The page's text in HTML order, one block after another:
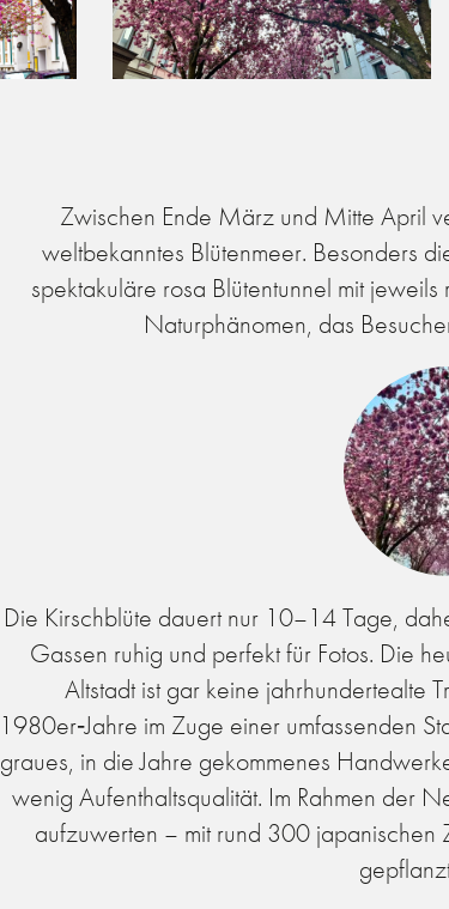
Zwischen Ende März und Mitte April
weltbekanntes Blütenmeer. Besonders
spektakuläre rosa Blütentunnel mit
Naturphänomen, das
Die Kirschblüte dauert nur 10–14 Tage,
Gassen ruhig und perfekt für Fotos. Die
Altstadt ist gar keine jahrhundertealte
1980er‑Jahre im Zuge einer umfassenden
graues, in die Jahre gekommenes
wenig Aufenthaltsqualität. Im Rahmen der
aufzuwerten – mit rund 300 japanischen